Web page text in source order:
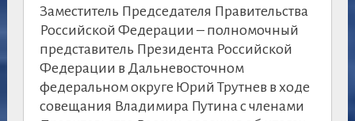
Заместитель Председателя Правительства
Российской Федерации – полномочный
представитель Президента Российской
Федерации в Дальневосточном
федеральном округе Юрий Трутнев в ходе
совещания Владимира Путина с членами